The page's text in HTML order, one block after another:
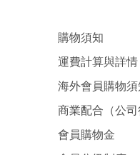
購物須知
運費計算與詳情
海外會員購物
商業配合（公司
會員購物金